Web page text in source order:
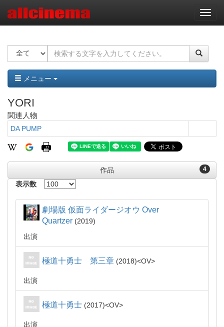
ナ
ビ
ー
ョ
ン
メニュー
YORI
関連人物
DA PUMP
4
作品
表示数
劇場版 仮面ライダージオウ Over
Quartzer
2019
出演
極道十勇士 第三章 2018 OV
出演
極道十勇士 2017 OV
出演